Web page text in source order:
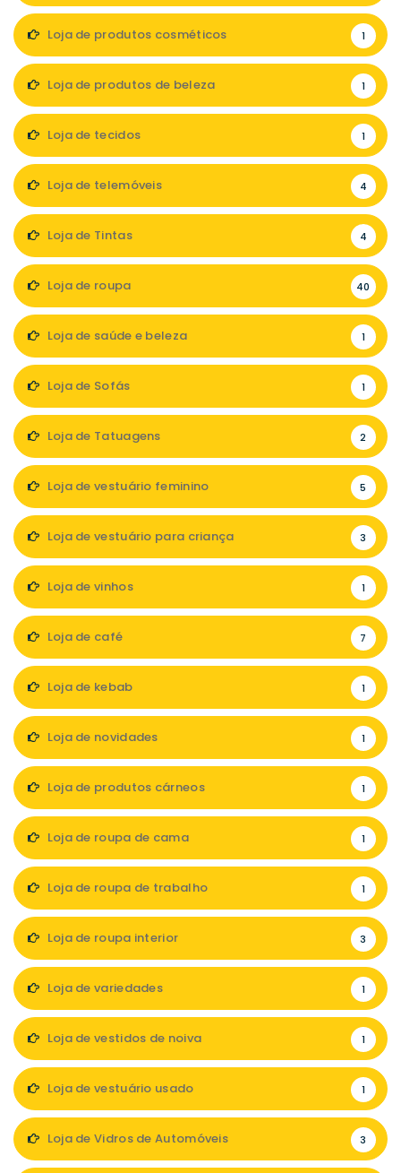
Loja de produtos cosméticos 1
Loja de produtos de beleza 1
Loja de tecidos 1
Loja de telemóveis 4
Loja de Tintas 4
Loja de roupa 40
Loja de saúde e beleza 1
Loja de Sofás 1
Loja de Tatuagens 2
Loja de vestuário feminino 5
Loja de vestuário para criança 3
Loja de vinhos 1
Loja de café 7
Loja de kebab 1
Loja de novidades 1
Loja de produtos cárneos 1
Loja de roupa de cama 1
Loja de roupa de trabalho 1
Loja de roupa interior 3
Loja de variedades 1
Loja de vestidos de noiva 1
Loja de vestuário usado 1
Loja de Vidros de Automóveis 3